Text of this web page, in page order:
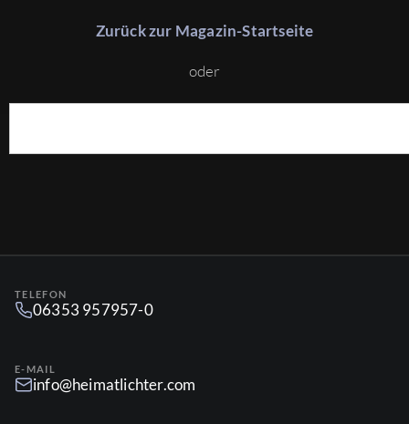
Zurück zur Magazin-Startseite
oder
TELEFON
06353 957957-0
E-MAIL
info@heimatlichter.com